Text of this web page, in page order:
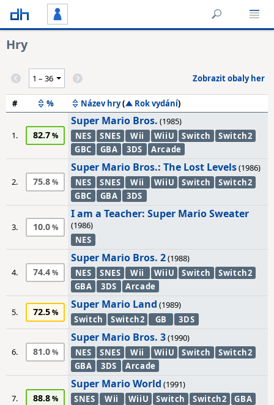
Hry
Zobrazit obaly her
# % Název hry( Rok vydání)
1. 82.7
Super Mario Bros. (1985)
NES
SNES Wii WiiU Switch
Switch2
GBC
GBA 3DS Arcade
2. 75.8
Super Mario Bros.: The Lost Levels(1986)
NES
SNES Wii WiiU Switch
Switch2
GBC
GBA 3DS
3. 10.0
I am a Teacher: Super Mario Sweater
(1986)
NES
4. 74.4
Super Mario Bros. 2(1988)
NES
SNES Wii WiiU Switch
Switch2
GBA
3DS Arcade
5. 72.5
Super Mario Land (1989)
Switch
Switch2 GB 3DS
6. 81.0
Super Mario Bros. 3(1990)
NES
SNES Wii WiiU Switch
Switch2
GBA
3DS Arcade
7. 88.8
Super Mario World (1991)
SNES
Wii WiiU Switch Switch2
GBA